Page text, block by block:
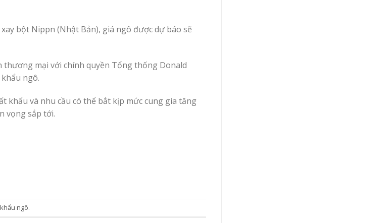
bột Nippn (Nhật Bản), giá ngô được dự báo sẽ
thương mại với chính quyền Tổng thống Donald
ngô.
khẩu và nhu cầu có thể bắt kịp mức cung gia tăng
vọng sắp tới.
ngô.